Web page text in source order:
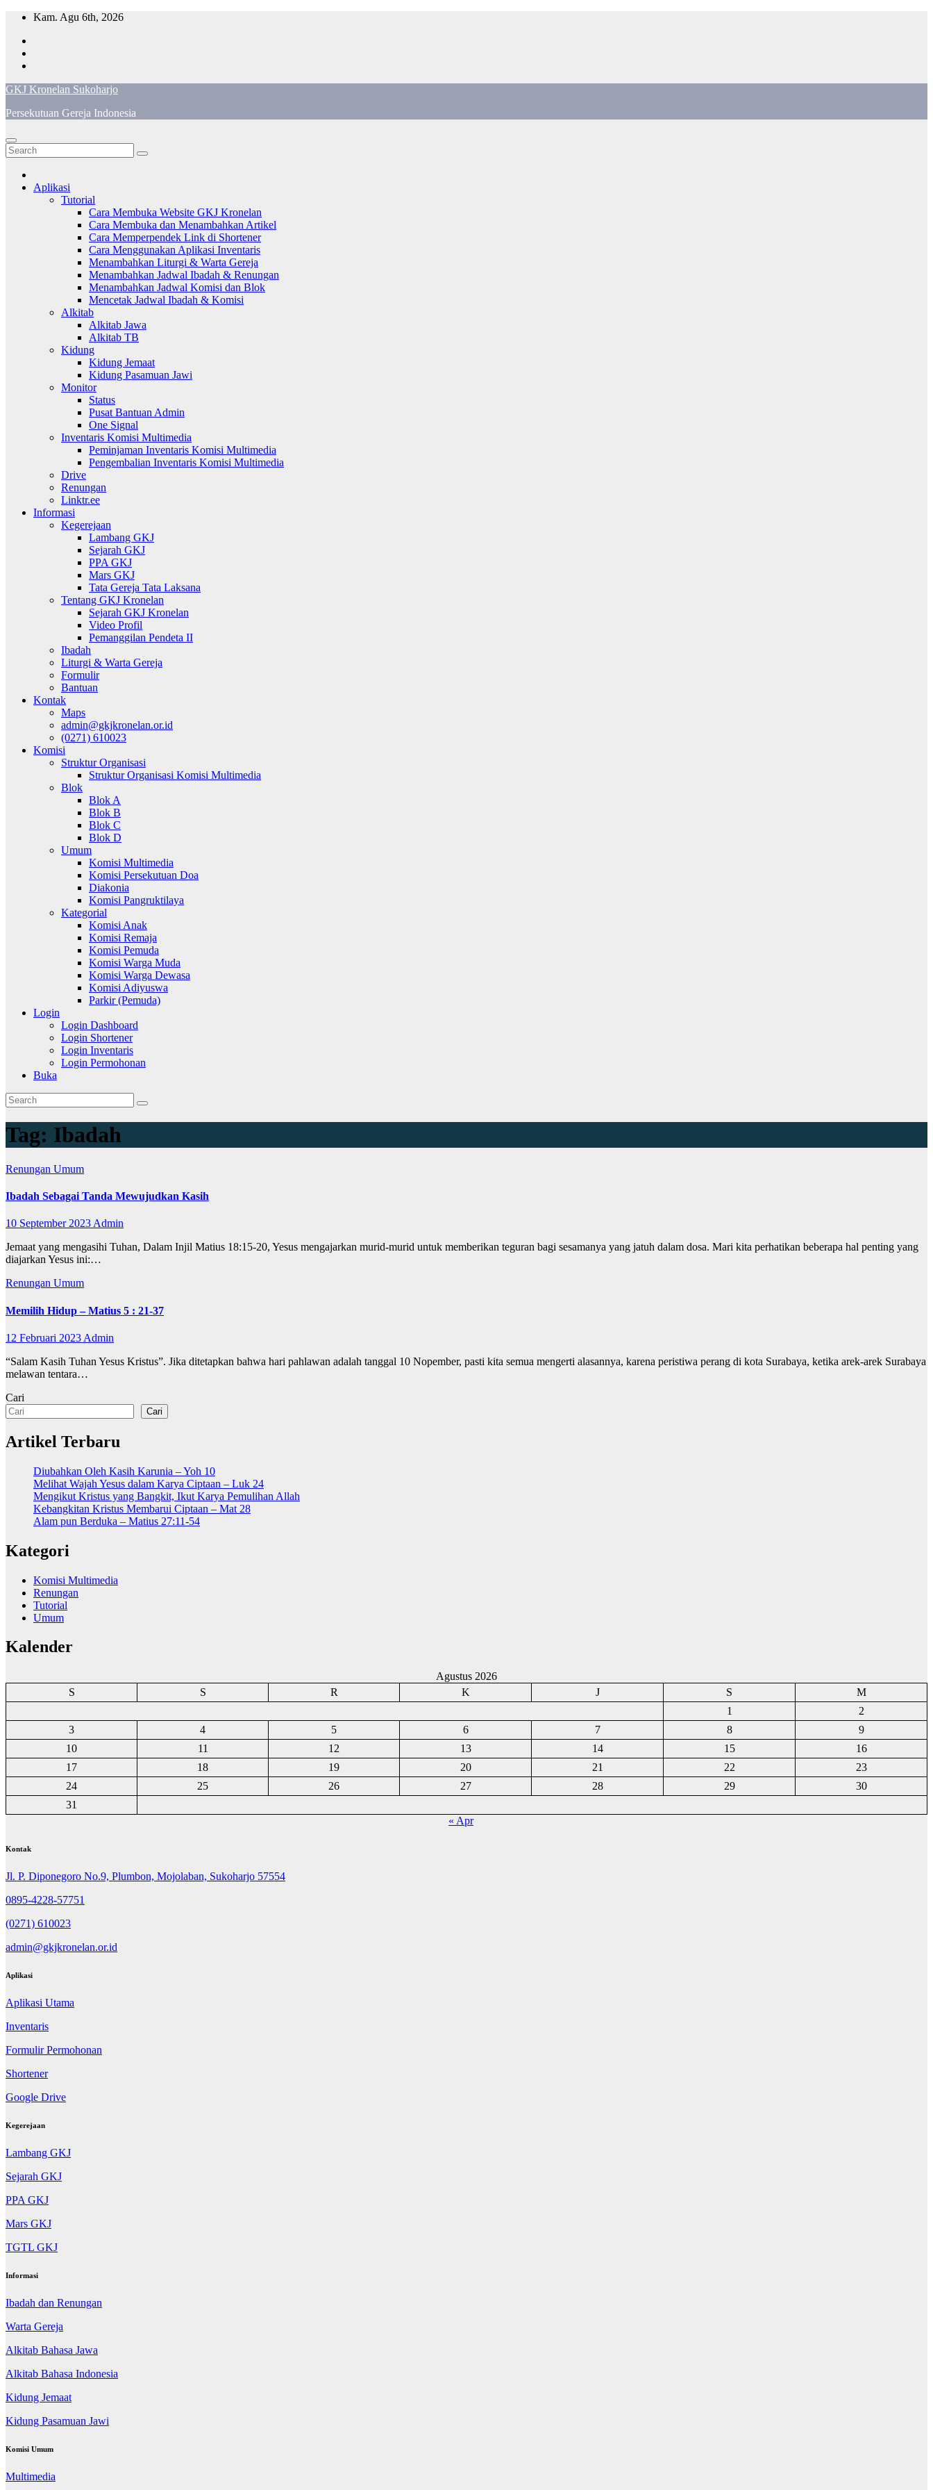
Skip
content
Kam. Agu 6th, 2026
GKJ Kronelan Sukoharjo
Persekutuan Gereja Indonesia
Aplikasi
Tutorial
Cara Membuka Website GKJ Kronelan
Cara Membuka dan Menambahkan Artikel
Cara Memperpendek Link di Shortener
Cara Menggunakan Aplikasi Inventaris
Menambahkan Liturgi & Warta Gereja
Menambahkan Jadwal Ibadah & Renungan
Menambahkan Jadwal Komisi dan Blok
Mencetak Jadwal Ibadah & Komisi
Alkitab
Alkitab Jawa
Alkitab TB
Kidung
Kidung Jemaat
Kidung Pasamuan Jawi
Monitor
Status
Pusat Bantuan Admin
One Signal
Inventaris Komisi Multimedia
Peminjaman Inventaris Komisi Multimedia
Pengembalian Inventaris Komisi Multimedia
Drive
Renungan
Linktr.ee
Informasi
Kegerejaan
Lambang GKJ
Sejarah GKJ
PPA GKJ
Mars GKJ
Tata Gereja Tata Laksana
Tentang GKJ Kronelan
Sejarah GKJ Kronelan
Video Profil
Pemanggilan Pendeta II
Ibadah
Liturgi & Warta Gereja
Formulir
Bantuan
Kontak
Maps
admin@gkjkronelan.or.id
(0271) 610023
Komisi
Struktur Organisasi
Struktur Organisasi Komisi Multimedia
Blok
Blok A
Blok B
Blok C
Blok D
Umum
Komisi Multimedia
Komisi Persekutuan Doa
Diakonia
Komisi Pangruktilaya
Kategorial
Komisi Anak
Komisi Remaja
Komisi Pemuda
Komisi Warga Muda
Komisi Warga Dewasa
Komisi Adiyuswa
Parkir (Pemuda)
Login
Login Dashboard
Login Shortener
Login Inventaris
Login Permohonan
Buka
Tag: Ibadah
Renungan Umum
Ibadah Sebagai Tanda Mewujudkan Kasih
10 September 2023Admin
Jemaat yang mengasihi Tuhan, Dalam Injil Matius 18:15-20, Yesus mengajarkan murid-murid untuk memberikan teguran bagi sesamanya yang jatuh dalam dosa. Mari kita perhatikan beberapa hal penting yang
diajarkan Yesus ini:…
Renungan Umum
Memilih Hidup – Matius 5 : 21-37
12 Februari 2023 Admin
“Salam Kasih Tuhan Yesus Kristus”. Jika ditetapkan bahwa hari pahlawan adalah tanggal 10 Nopember, pasti kita semua mengerti alasannya, karena peristiwa perang di kota Surabaya, ketika arek-arek Surabaya
melawan tentara…
Cari
Cari
Artikel Terbaru
Diubahkan Oleh Kasih Karunia – Yoh 10
Melihat Wajah Yesus dalam Karya Ciptaan – Luk 24
Mengikut Kristus yang Bangkit, Ikut Karya Pemulihan Allah
Kebangkitan Kristus Membarui Ciptaan – Mat 28
Alam pun Berduka – Matius 27:11-54
Kategori
Komisi Multimedia
Renungan
Tutorial
Umum
Kalender
Agustus 2026
S
S R K J S
M
1
2
3
4 5 6 7 8
9
10
11 12 13 14 15
16
17
18 19 20 21 22
23
24
25 26 27 28 29
30
31
« Apr
Kontak
Jl. P. Diponegoro No.9, Plumbon, Mojolaban, Sukoharjo 57554
0895-4228-57751
(0271) 610023
admin@gkjkronelan.or.id
Aplikasi
Aplikasi Utama
Inventaris
Formulir Permohonan
Shortener
Google Drive
Kegerejaan
Lambang GKJ
Sejarah GKJ
PPA GKJ
Mars GKJ
TGTL GKJ
Informasi
Ibadah dan Renungan
Warta Gereja
Alkitab Bahasa Jawa
Alkitab Bahasa Indonesia
Kidung Jemaat
Kidung Pasamuan Jawi
Komisi Umum
Multimedia